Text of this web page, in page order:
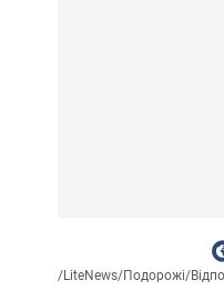
/LiteNews/Подорожі/